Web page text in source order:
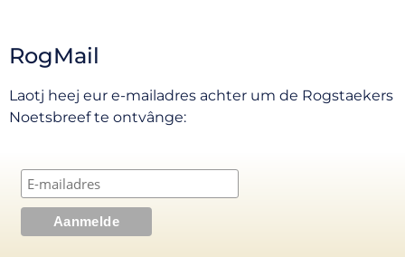
RogMail
Laotj heej eur e-mailadres achter um de Rogstaekers
Noetsbreef te ontvânge: